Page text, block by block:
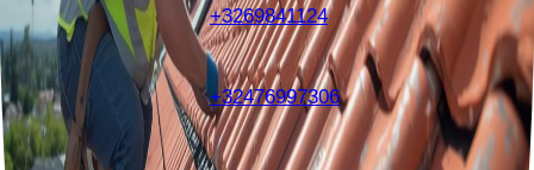
+3269841124
+32476997306